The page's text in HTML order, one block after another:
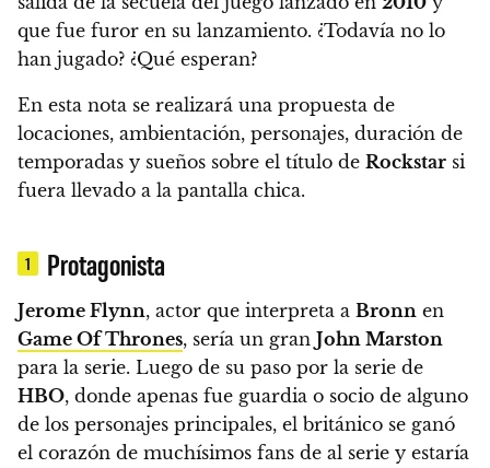
que fue furor en su lanzamiento. ¿Todavía no lo
han jugado? ¿Qué esperan?
En esta nota se realizará una propuesta de
locaciones, ambientación, personajes, duración de
temporadas y sueños sobre el título de Rockstar si
fuera llevado a la pantalla chica.
1 Protagonista
Jerome Flynn, actor que interpreta a Bronn en
Game Of Thrones, sería un gran John Marston
para la serie. Luego de su paso por la serie de
HBO, donde apenas fue guardia o socio de alguno
de los personajes principales, el británico se ganó
el corazón de muchísimos fans de al serie y estaría